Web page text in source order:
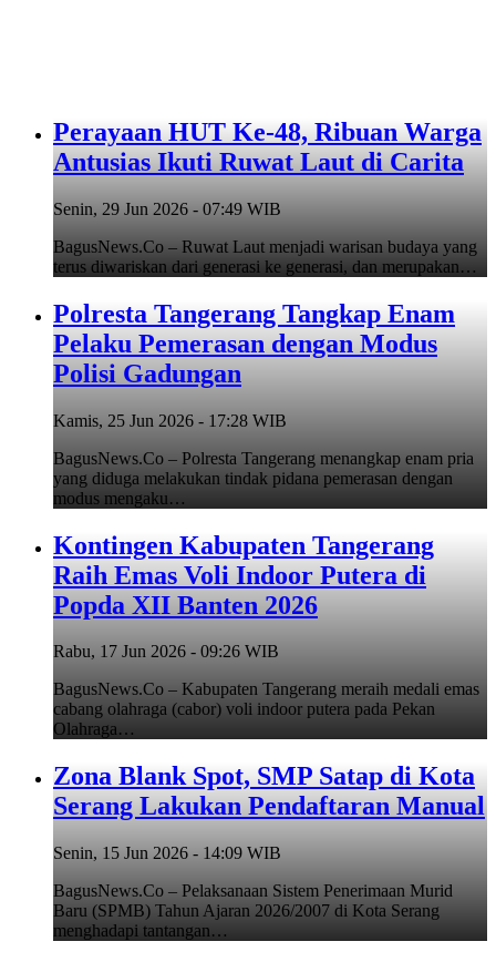
Perayaan HUT Ke-48, Ribuan Warga
Antusias Ikuti Ruwat Laut di Carita
Senin, 29 Jun 2026 - 07:49 WIB
BagusNews.Co – Ruwat Laut menjadi warisan budaya yang
terus diwariskan dari generasi ke generasi, dan merupakan…
Polresta Tangerang Tangkap Enam
Pelaku Pemerasan dengan Modus
Polisi Gadungan
Kamis, 25 Jun 2026 - 17:28 WIB
BagusNews.Co – Polresta Tangerang menangkap enam pria
yang diduga melakukan tindak pidana pemerasan dengan
modus mengaku…
Kontingen Kabupaten Tangerang
Raih Emas Voli Indoor Putera di
Popda XII Banten 2026
Rabu, 17 Jun 2026 - 09:26 WIB
BagusNews.Co – Kabupaten Tangerang meraih medali emas
cabang olahraga (cabor) voli indoor putera pada Pekan
Olahraga…
Zona Blank Spot, SMP Satap di Kota
Serang Lakukan Pendaftaran Manual
Senin, 15 Jun 2026 - 14:09 WIB
BagusNews.Co – Pelaksanaan Sistem Penerimaan Murid
Baru (SPMB) Tahun Ajaran 2026/2007 di Kota Serang
menghadapi tantangan…